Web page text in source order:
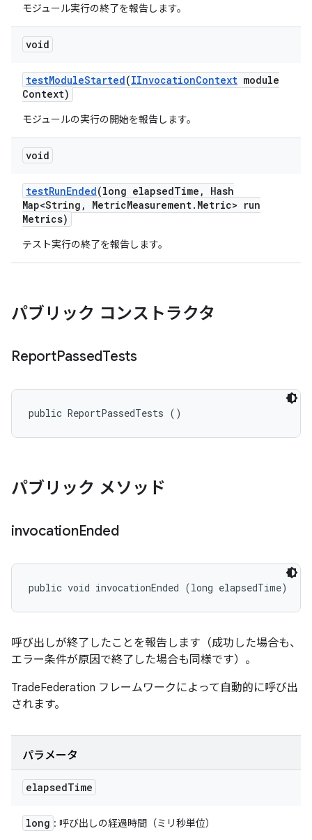
モジュール実行の終了を報告します。
void
testModuleStarted(IInvocationContext module
Context)
モジュールの実行の開始を報告します。
void
testRunEnded(long elapsedTime ,
Hash
Map<String , MetricMeasurement. Metric> run
Metrics)
テスト実行の終了を報告します。
パブリック コンストラクタ
ReportPassedTests
public ReportPassedTests ()
パブリック メソッド
invocationEnded
public void invocationEnded (long elapsedTime)
呼び出しが終了したことを報告します（成功した場合も、
エラー条件が原因で終了した場合も同様です）。
TradeFederation フレームワークによって自動的に呼び出
されます。
パラメータ
elapsedTime
long : 呼び出しの経過時間（ミリ秒単位）